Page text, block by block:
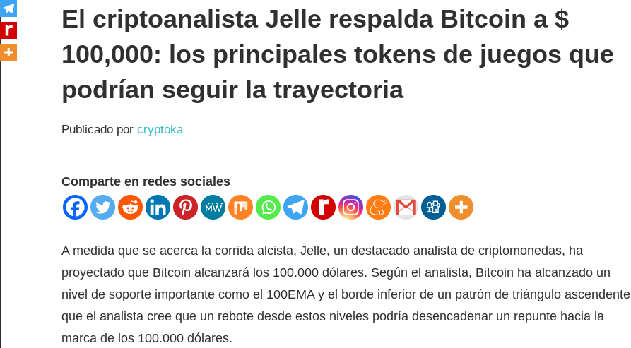
El criptoanalista Jelle respalda Bitcoin a $
100,000: los principales tokens de juegos que
podrían seguir la trayectoria
Publicado por cryptoka
Comparte en redes sociales
A medida que se acerca la corrida alcista, Jelle, un destacado analista de criptomonedas, ha
proyectado que Bitcoin alcanzará los 100.000 dólares. Según el analista, Bitcoin ha alcanzado un
nivel de soporte importante como el 100EMA y el borde inferior de un patrón de triángulo ascendente
que el analista cree que un rebote desde estos niveles podría desencadenar un repunte hacia la
marca de los 100.000 dólares.